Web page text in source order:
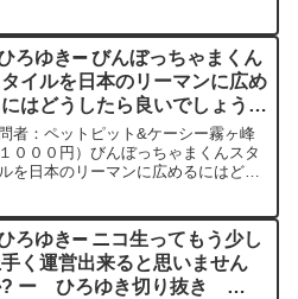
そうです。自分は毎回tinderでマッチし
女子と初めて会う...
ろゆき➖ びんぼっちゃまくん
タイルを日本のリーマンに広め
はどうしたら良いでしょう
?ー ひろゆき切り抜き
者：ペットピット&ケーシー霧ヶ峰
１０００円）びんぼっちゃまくんスタ
を日本のリーマンに広めるにはどう
国人のめちゃめちゃ綺麗なモデルとか
来てるとこれおしゃれ...
ろゆき➖ ニコ生ってもう少し
手く運営出来ると思いません
? ー ひろゆき切り抜き